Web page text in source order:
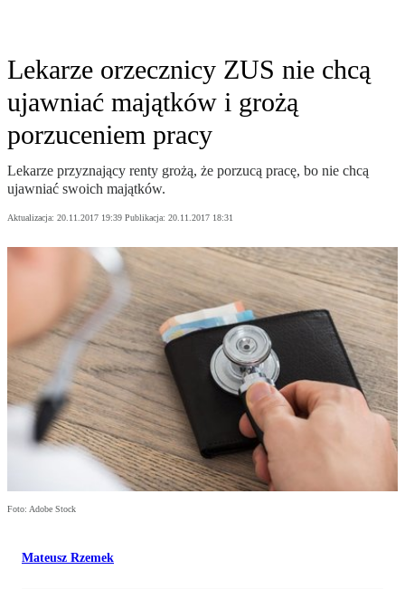
Lekarze orzecznicy ZUS nie chcą
ujawniać majątków i grożą
porzuceniem pracy
Lekarze przyznający renty grożą, że porzucą pracę, bo nie chcą
ujawniać swoich majątków.
Aktualizacja: 20.11.2017 19:39 Publikacja: 20.11.2017 18:31
Foto: Adobe Stock
Mateusz Rzemek